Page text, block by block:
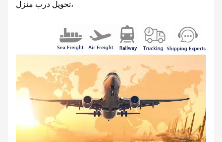
تحویل درب منزل،